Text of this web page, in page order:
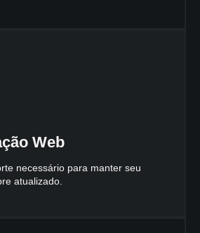
Web
necessário para manter seu
atualizado.